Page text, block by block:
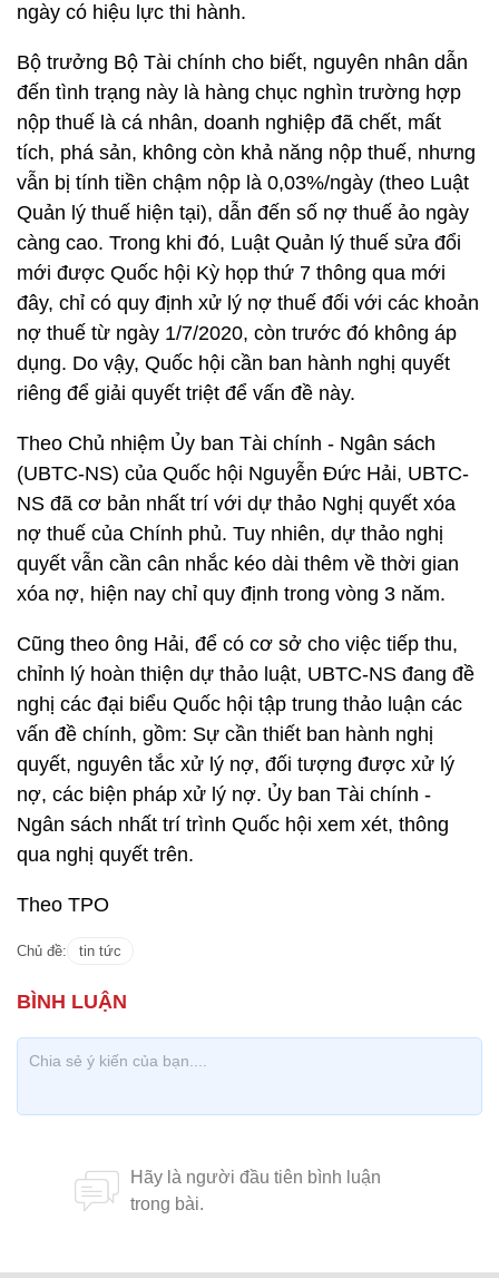
ngày có hiệu lực thi hành.
Bộ trưởng Bộ Tài chính cho biết, nguyên nhân dẫn
đến tình trạng này là hàng chục nghìn trường hợp
nộp thuế là cá nhân, doanh nghiệp đã chết, mất
tích, phá sản, không còn khả năng nộp thuế, nhưng
vẫn bị tính tiền chậm nộp là 0,03%/ngày (theo Luật
Quản lý thuế hiện tại), dẫn đến số nợ thuế ảo ngày
càng cao. Trong khi đó, Luật Quản lý thuế sửa đổi
mới được Quốc hội Kỳ họp thứ 7 thông qua mới
đây, chỉ có quy định xử lý nợ thuế đối với các khoản
nợ thuế từ ngày 1/7/2020, còn trước đó không áp
dụng. Do vậy, Quốc hội cần ban hành nghị quyết
riêng để giải quyết triệt để vấn đề này.
Theo Chủ nhiệm Ủy ban Tài chính - Ngân sách
(UBTC-NS) của Quốc hội Nguyễn Đức Hải, UBTC-
NS đã cơ bản nhất trí với dự thảo Nghị quyết xóa
nợ thuế của Chính phủ. Tuy nhiên, dự thảo nghị
quyết vẫn cần cân nhắc kéo dài thêm về thời gian
xóa nợ, hiện nay chỉ quy định trong vòng 3 năm.
Cũng theo ông Hải, để có cơ sở cho việc tiếp thu,
chỉnh lý hoàn thiện dự thảo luật, UBTC-NS đang đề
nghị các đại biểu Quốc hội tập trung thảo luận các
vấn đề chính, gồm: Sự cần thiết ban hành nghị
quyết, nguyên tắc xử lý nợ, đối tượng được xử lý
nợ, các biện pháp xử lý nợ. Ủy ban Tài chính -
Ngân sách nhất trí trình Quốc hội xem xét, thông
qua nghị quyết trên.
Theo TPO
Chủ đề: tin tức